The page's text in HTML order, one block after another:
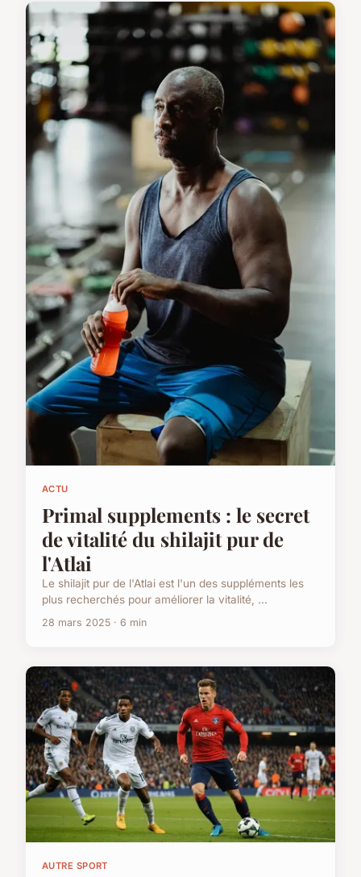
ACTU
Primal supplements : le secret
de vitalité du shilajit pur de
l'Atlai
Le shilajit pur de l'Atlai est l'un des suppléments les
plus recherchés pour améliorer la vitalité, ...
28 mars 2025 · 6 min
AUTRE SPORT